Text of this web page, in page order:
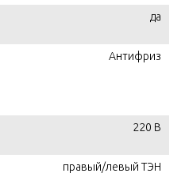
да
Антифриз
220 В
правый/левый ТЭН